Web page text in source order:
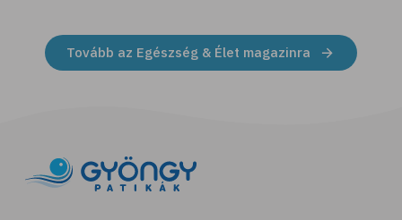
Tovább az Egészség & Élet magazinra